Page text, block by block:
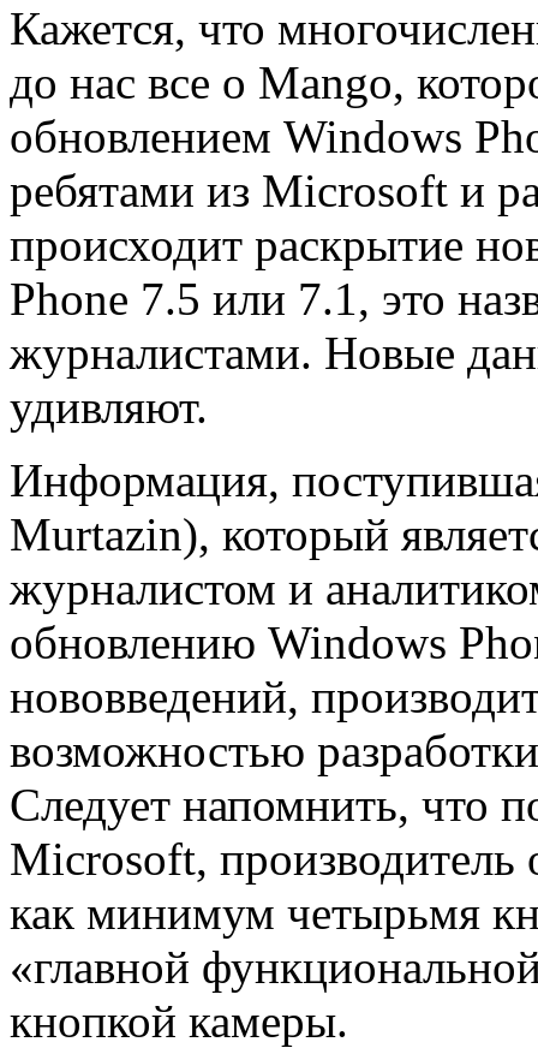
Кажется, что
до нас все о Mango,
обновлением Windows
ребятами из Microsoft и
происходит раскрытие
Phone 7.5 или 7.1, это
журналистами. Новые
удивляют.
Информация,
Murtazin), который
журналистом и
обновлению Windows
нововведений,
возможностью
Следует напомнить, что
Microsoft, производитель
как минимум четырьмя
«главной
кнопкой камеры.